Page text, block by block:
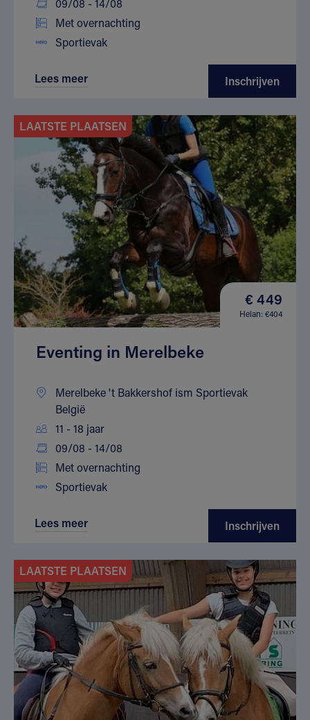
Met overnachting
Sportievak
Lees meer Inschrijven
LAATSTE PLAATSEN
€ 449
Helan: €404
Eventing in Merelbeke
Merelbeke 't Bakkershof ism Sportievak
België
11 - 18 jaar
09/08 - 14/08
Met overnachting
Sportievak
Lees meer Inschrijven
LAATSTE PLAATSEN